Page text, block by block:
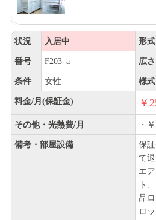
状況 入居中 形式
番号 F203_a 広さ
条件 女性 様式
料金/月(保証金) ￥
その他・光熱費/月 ・
備考・部屋設備
保
て
エ
ト
品
ロ